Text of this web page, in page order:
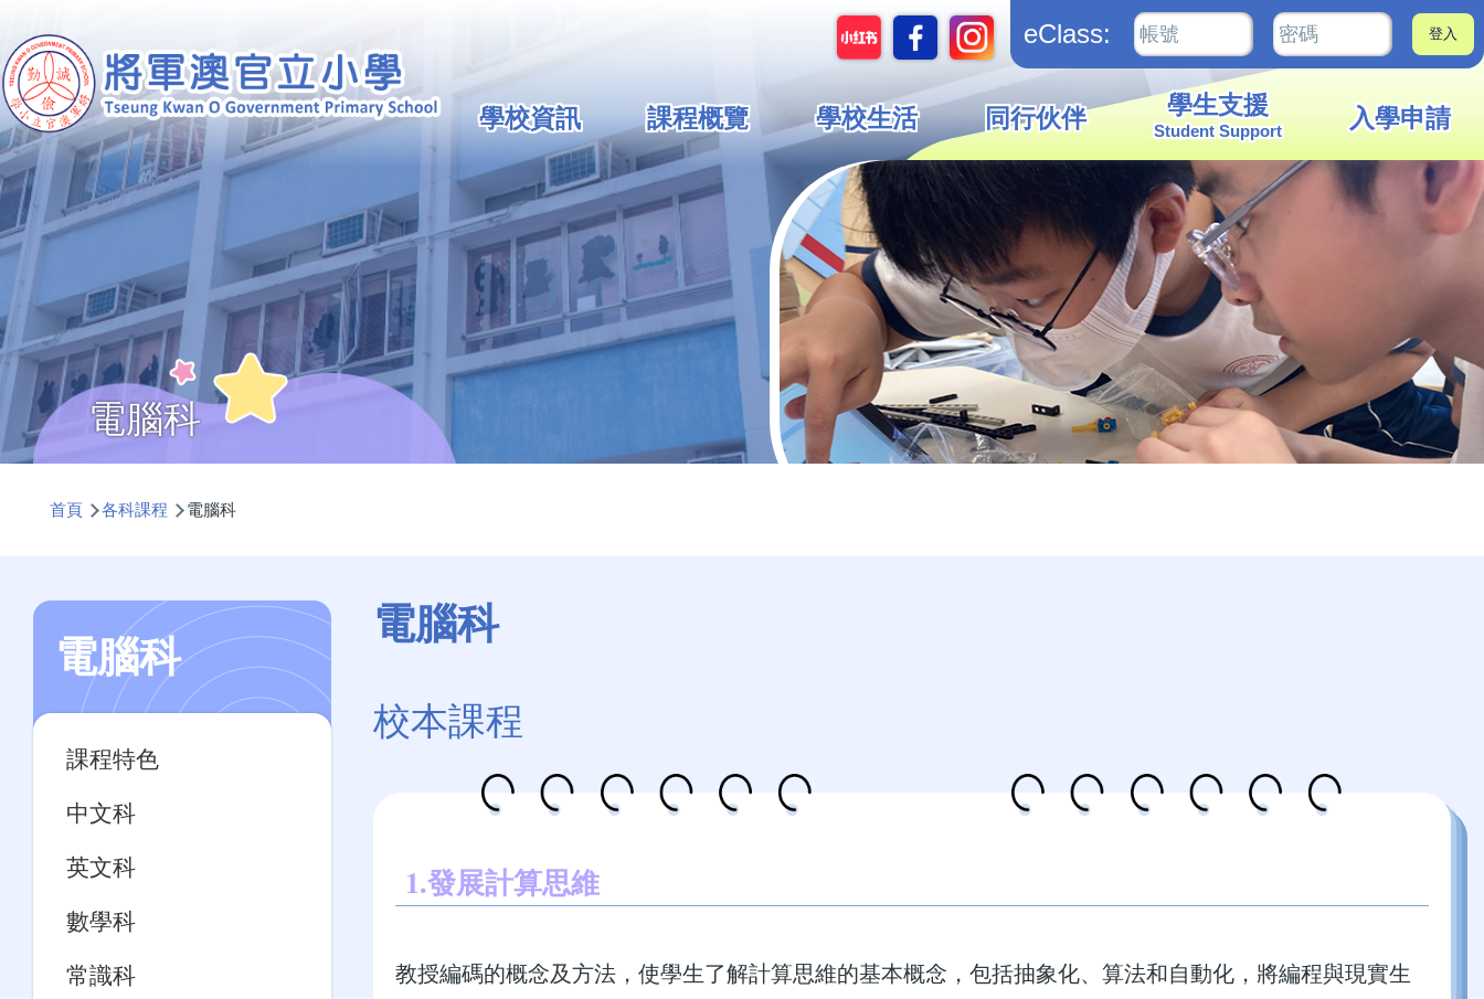
eClass:
Main
navigation
學校資訊 課程概覽 學校生活 同行伙伴 學生支援
Student Support 入學申請
電腦科
航
結
首頁 各科課程 電腦科
電腦科
校本課程
1.發展計算思維
教授編碼的概念及方法，使學生了解計算思維的基本概念，包括抽象化、算法和自動化，將編程與現實生
電腦科
Main
navigation
課程特色
中文科
英文科
數學科
常識科